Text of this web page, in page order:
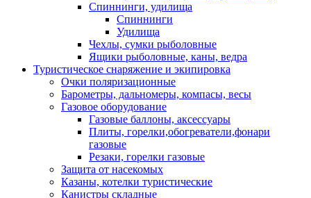
Спиннинги, удилища
Спиннинги
Удилища
Чехлы, сумки рыболовные
Ящики рыболовные, каны, ведра
Туристическое снаряжение и экипировка
Очки поляризационные
Барометры, дальномеры, компасы, весы
Газовое оборудование
Газовые баллоны, аксессуары
Плиты, горелки,обогреватели,фонари
газовые
Резаки, горелки газовые
Защита от насекомых
Казаны, котелки туристические
Канистры складные